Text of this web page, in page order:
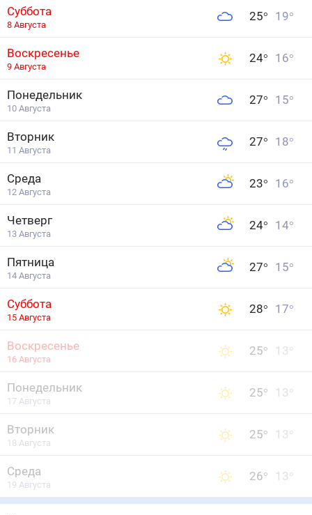
Суббота
8 Августа
25° 19°
Воскресенье
9 Августа
24° 16°
Понедельник
10 Августа
27° 15°
Вторник
11 Августа
27° 18°
Среда
12 Августа
23° 16°
Четверг
13 Августа
24° 14°
Пятница
14 Августа
27° 15°
Суббота
15 Августа
28° 17°
Воскресенье
16 Августа
25° 13°
Понедельник
17 Августа
25° 13°
Вторник
18 Августа
25° 13°
Среда
19 Августа
26° 13°